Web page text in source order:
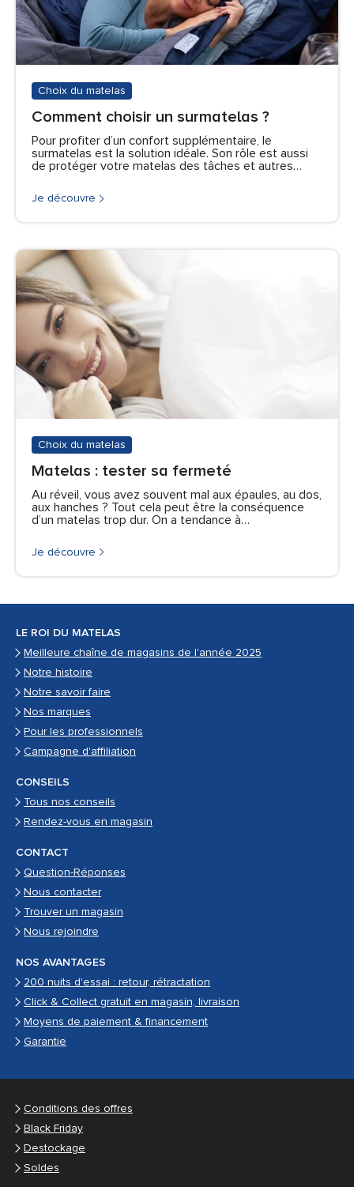
Choix du matelas
Comment choisir un surmatelas ?
Pour profiter d’un confort supplémentaire, le
surmatelas est la solution idéale. Son rôle est aussi
de protéger votre matelas des tâches et autres…
Je découvre
Choix du matelas
Matelas : tester sa fermeté
Au réveil, vous avez souvent mal aux épaules, au dos,
aux hanches ? Tout cela peut être la conséquence
d’un matelas trop dur. On a tendance à…
Je découvre
LE ROI DU MATELAS
Meilleure chaîne de magasins de l'année 2025
Notre histoire
Notre savoir faire
Nos marques
Pour les professionnels
Campagne d'affiliation
CONSEILS
Tous nos conseils
Rendez-vous en magasin
CONTACT
Question-Réponses
Nous contacter
Trouver un magasin
Nous rejoindre
NOS AVANTAGES
200 nuits d'essai : retour, rétractation
Click & Collect gratuit en magasin, livraison
Moyens de paiement & financement
Garantie
Conditions des offres
Black Friday
Destockage
Soldes